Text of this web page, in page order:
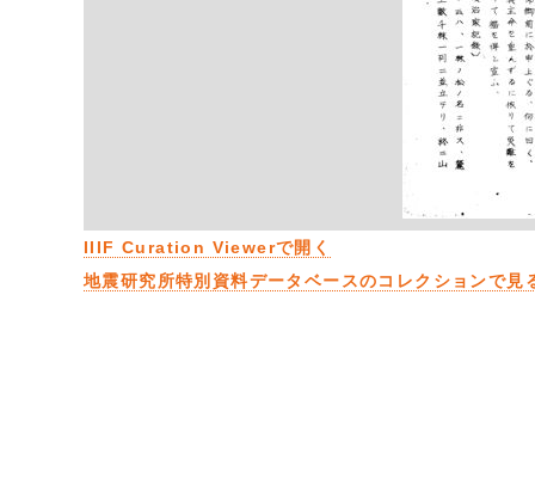
IIIF Curation Viewerで開く
地震研究所特別資料データベースのコレクションで見